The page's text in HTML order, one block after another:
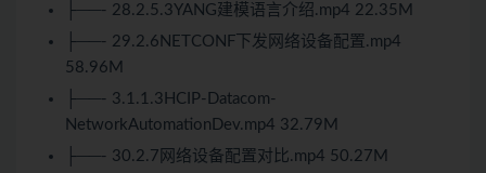
├──- 28.2.5.3YANG建模语言介绍.mp4 22.35M
├──- 29.2.6NETCONF下发网络设备配置.mp4
58.96M
├──- 3.1.1.3HCIP-Datacom-
NetworkAutomationDev.mp4 32.79M
├──- 30.2.7网络设备配置对比.mp4 50.27M